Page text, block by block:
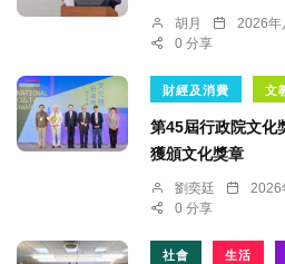
胡月 2026年
0 分享
財經及消費 文
第45屆行政院文化
獲頒文化獎章
劉奕廷 2026
0 分享
社會 生活